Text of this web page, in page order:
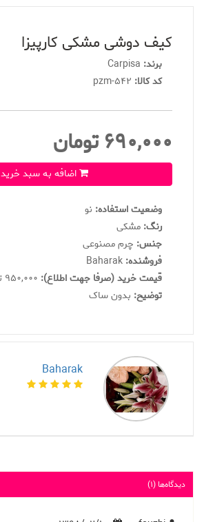
کیف دوشی مشکی کارپیزا
برند:
کد کالا:
690,000 تومان
اضافه به سبد خرید
وضعیت استفاده: نو
رنگ: مشکی
جنس: چرم مصنوعی
فروشنده: Baharak
قیمت خرید (صرفا جهت اطلاع): 950,000 تومان
توضیح: بدون ساک
Baharak
دیدگاه‌ها (1)